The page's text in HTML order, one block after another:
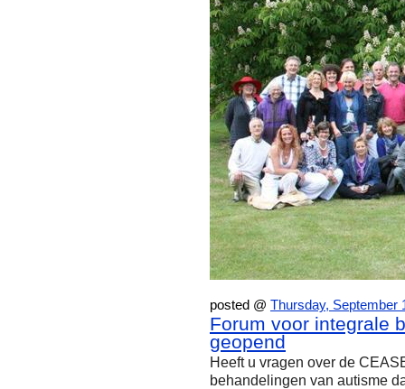
posted @ Thursday, September
Forum voor integrale
geopend
Heeft u vragen over de
behandelingen van autisme